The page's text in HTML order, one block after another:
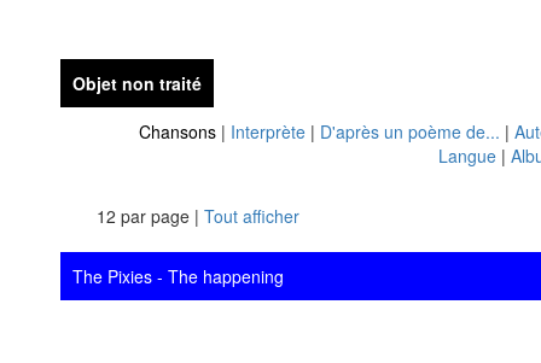
Objet non traité
Chansons | Interprète | D'après un poème de... |
Langue |
12 par page | Tout afficher
The Pixies - The happening